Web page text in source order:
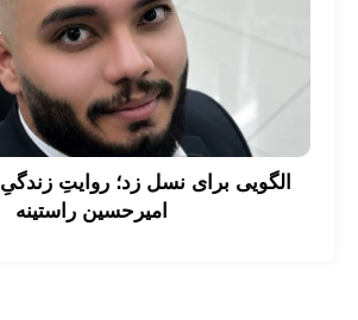
الگویی برای نسل زد؛ روایتِ زندگیِ
امیرحسین راستینه